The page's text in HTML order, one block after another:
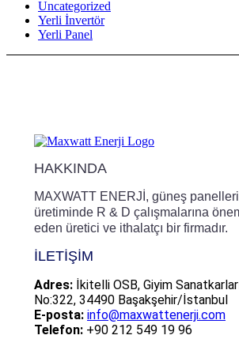
Uncategorized
Yerli İnvertör
Yerli Panel
HAKKINDA
MAXWATT ENERJİ, güneş
üretiminde R & D çalışmalarına
eden üretici ve ithalatçı bir firmadır.
İLETIŞIM
Adres: İkitelli OSB, Giyim
No:322, 34490 Başakşehir/İstanbul
E-posta: info@maxwattenerji.com
Telefon: +90 212 549 19 96